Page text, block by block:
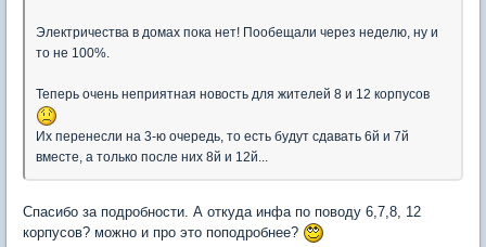
Электричества в домах пока нет! Пообещали через неделю, ну и
то не 100%.
Теперь очень неприятная новость для жителей 8 и 12 корпусов
Их перенесли на 3-ю очередь, то есть будут сдавать 6й и 7й
вместе, а только после них 8й и 12й...
Спасибо за подробности. А откуда инфа по поводу 6,7,8, 12
корпусов? можно и про это поподробнее?